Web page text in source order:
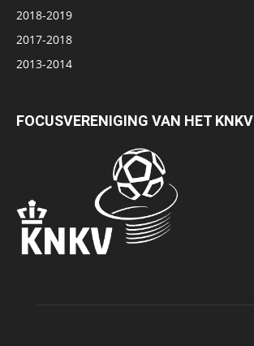
2018-2019
2017-2018
2013-2014
FOCUSVERENIGING VAN HET KNKV